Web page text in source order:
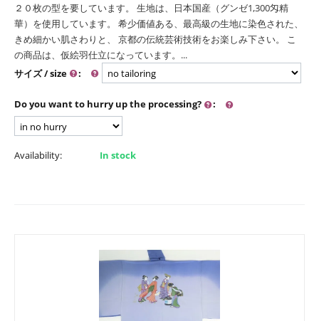
２０枚の型を要しています。 生地は、日本国産（グンゼ1,300匁精
華）を使用しています。 希少価値ある、最高級の生地に染色された、
きめ細かい肌さわりと、 京都の伝統芸術技術をお楽しみ下さい。 こ
の商品は、仮絵羽仕立になっています。...
サイズ / size
:
Do you want to hurry up the processing? :
Availability: In stock